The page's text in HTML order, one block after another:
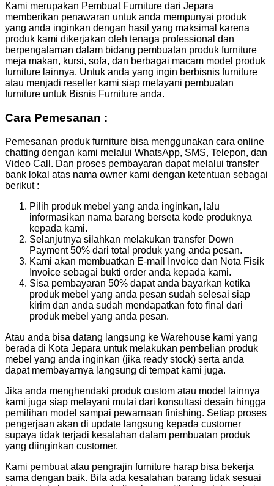
Kami merupakan Pembuat Furniture dari Jepara
memberikan penawaran untuk anda mempunyai produk
yang anda inginkan dengan hasil yang maksimal karena
produk kami dikerjakan oleh tenaga professional dan
berpengalaman dalam bidang pembuatan produk furniture
meja makan, kursi, sofa, dan berbagai macam model produk
furniture lainnya. Untuk anda yang ingin berbisnis furniture
atau menjadi reseller kami siap melayani pembuatan
furniture untuk Bisnis Furniture anda.
Cara Pemesanan :
Pemesanan produk furniture bisa menggunakan cara online
chatting dengan kami melalui WhatsApp, SMS, Telepon, dan
Video Call. Dan proses pembayaran dapat melalui transfer
bank lokal atas nama owner kami dengan ketentuan sebagai
berikut :
Pilih produk mebel yang anda inginkan, lalu
informasikan nama barang berseta kode produknya
kepada kami.
Selanjutnya silahkan melakukan transfer Down
Payment 50% dari total produk yang anda pesan.
Kami akan membuatkan E-mail Invoice dan Nota Fisik
Invoice sebagai bukti order anda kepada kami.
Sisa pembayaran 50% dapat anda bayarkan ketika
produk mebel yang anda pesan sudah selesai siap
kirim dan anda sudah mendapatkan foto final dari
produk mebel yang anda pesan.
Atau anda bisa datang langsung ke Warehouse kami yang
berada di Kota Jepara untuk melakukan pembelian produk
mebel yang anda inginkan (jika ready stock) serta anda
dapat membayarnya langsung di tempat kami juga.
Jika anda menghendaki produk custom atau model lainnya
kami juga siap melayani mulai dari konsultasi desain hingga
pemilihan model sampai pewarnaan finishing. Setiap proses
pengerjaan akan di update langsung kepada customer
supaya tidak terjadi kesalahan dalam pembuatan produk
yang diinginkan customer.
Kami pembuat atau pengrajin furniture harap bisa bekerja
sama dengan baik. Bila ada kesalahan barang tidak sesuai